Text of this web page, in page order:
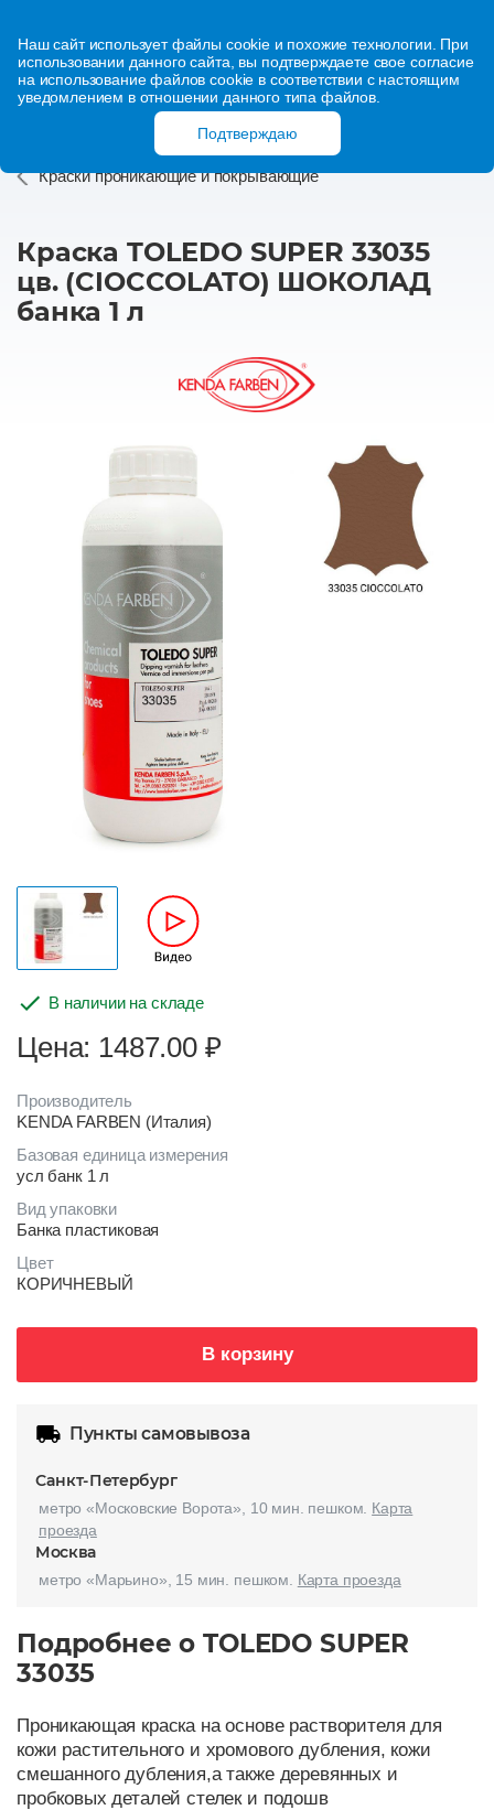
Наш сайт использует файлы cookie и похожие технологии. При
использовании данного сайта, вы подтверждаете свое согласие
на использование файлов cookie в соответствии с настоящим
уведомлением в отношении данного типа файлов.
Подтверждаю
Краски проникающие и покрывающие
Краска TOLEDO SUPER 33035
цв. (CIOCCOLATO) ШОКОЛАД
банка 1 л
В наличии на складе
Цена: 1487.00 ₽
Производитель
KENDA FARBEN (Италия)
Базовая единица измерения
усл банк 1 л
Вид упаковки
Банка пластиковая
Цвет
КОРИЧНЕВЫЙ
В корзину
Пункты самовывоза
Санкт-Петербург
метро «Московские Ворота», 10 мин. пешком. Карта
проезда
Москва
метро «Марьино», 15 мин. пешком. Карта проезда
Подробнее о TOLEDO SUPER
33035
Проникающая краска на основе растворителя для
кожи растительного и хромового дубления, кожи
смешанного дубления,а также деревянных и
пробковых деталей стелек и подошв